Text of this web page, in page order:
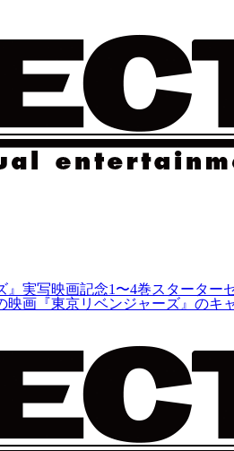
』実写映画記念1〜4巻スターター
映画『東京リベンジャーズ』の